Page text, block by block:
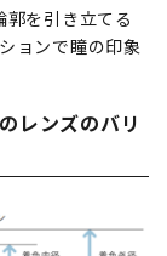
を引き立てる
ョンで瞳の印象
レンズのバリ